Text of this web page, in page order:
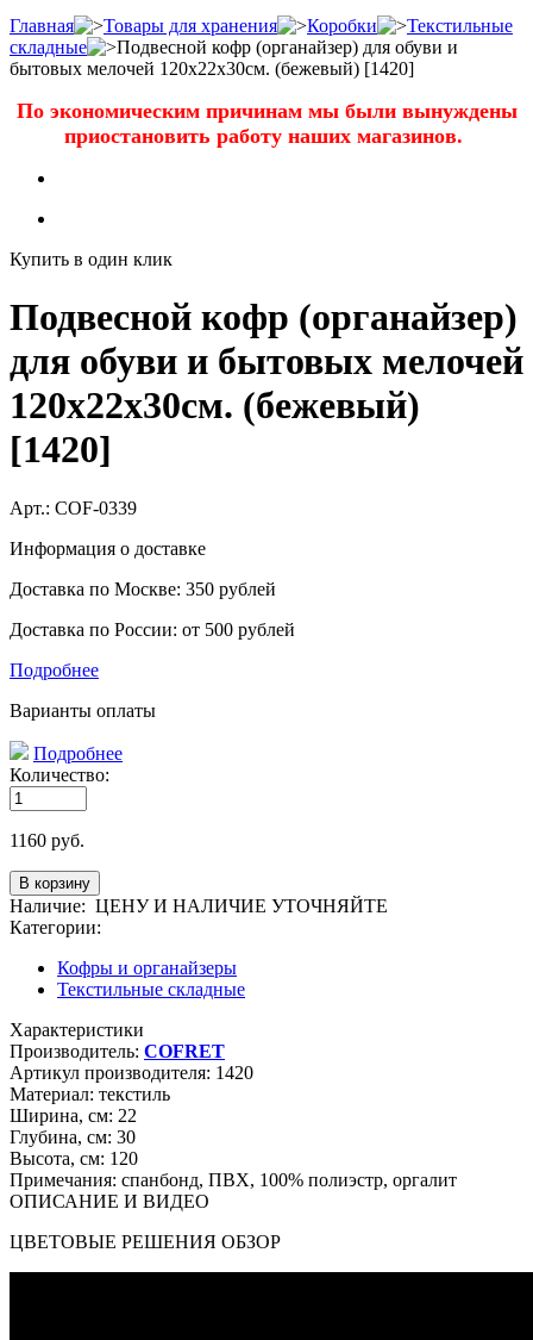
Главная Товары для хранения Коробки
Текстильные
складные
Подвесной кофр (органайзер) для обуви и
бытовых мелочей 120х22х30см. (бежевый) [1420]
По экономическим причинам мы были вынуждены
приостановить работу наших магазинов.
Купить в один клик
Подвесной кофр (органайзер)
для обуви и бытовых мелочей
120х22х30см. (бежевый)
[1420]
Арт.: COF-0339
Информация о доставке
Доставка по Москве: 350 рублей
Доставка по России: от 500 рублей
Подробнее
Варианты оплаты
Подробнее
Количество:
1160 руб.
Наличие: ЦЕНУ И НАЛИЧИЕ УТОЧНЯЙТЕ
Категории:
Кофры и органайзеры
Текстильные складные
Характеристики
Производитель: COFRET
Артикул производителя: 1420
Материал: текстиль
Ширина, см: 22
Глубина, см: 30
Высота, см: 120
Примечания: спанбонд, ПВХ, 100% полиэстр, оргалит
ОПИСАНИЕ И ВИДЕО
ЦВЕТОВЫЕ РЕШЕНИЯ ОБЗОР